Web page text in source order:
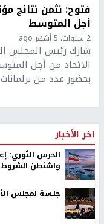
فتوح: نثمن نتائج
أجل المتوسط
2 سنوات، 5 أشهر ago
شارك رئيس المجلس
بحضور عدد من
اخر الأخبار
الحرس الثوري:
واشنطن الشروط
جلسة لمجلس